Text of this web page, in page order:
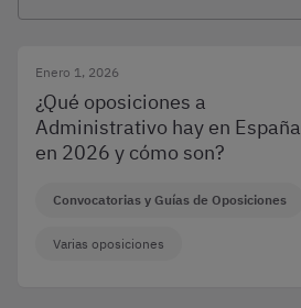
Enero 1, 2026
¿Qué oposiciones a
Administrativo hay en España
en 2026 y cómo son?
Convocatorias y Guías de Oposiciones
Varias oposiciones